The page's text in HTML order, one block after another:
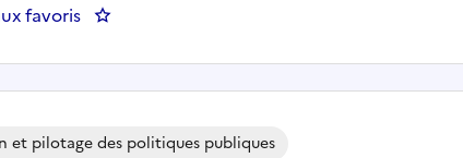
favoris : Sous-directeur chargé de la septième sous-
et pilotage des politiques publiques